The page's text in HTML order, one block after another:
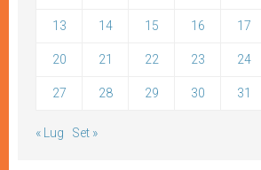
13 14 15 16 17
20 21 22 23 24
27 28 29 30 31
« Lug Set »